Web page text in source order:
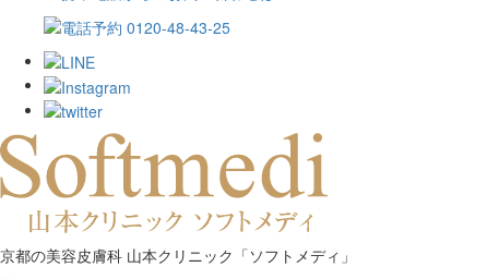
京都の美容皮膚科 山本クリニック「ソフトメディ」